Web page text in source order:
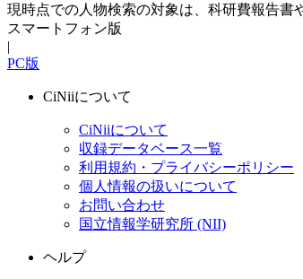
現時点での人物検索の対象は、科研費報告書
スマートフォン版
|
PC版
CiNiiについて
CiNiiについて
収録データベース一覧
利用規約・プライバシーポリシー
個人情報の扱いについて
お問い合わせ
国立情報学研究所 (NII)
ヘルプ